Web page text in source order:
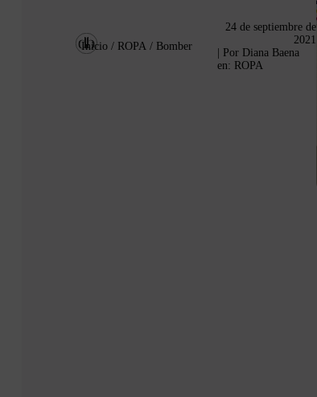
Inicio / ROPA / Bomber
24 de septiembre de
2021
| Por Diana Baena
en: ROPA